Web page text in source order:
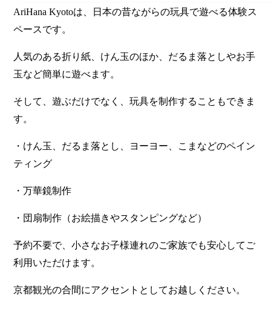
AriHana Kyotoは、日本の昔ながらの玩具で遊べる体験ス
ペースです。
人気のある折り紙、けん玉のほか、だるま落としやお手
玉など簡単に遊べます。
そして、遊ぶだけでなく、玩具を制作することもできま
す。
・けん玉、だるま落とし、ヨーヨー、こまなどのペイン
ティング
・万華鏡制作
・団扇制作（お絵描きやスタンピングなど）
予約不要で、小さなお子様連れのご家族でも安心してご
利用いただけます。
京都観光の合間にアクセントとしてお越しください。